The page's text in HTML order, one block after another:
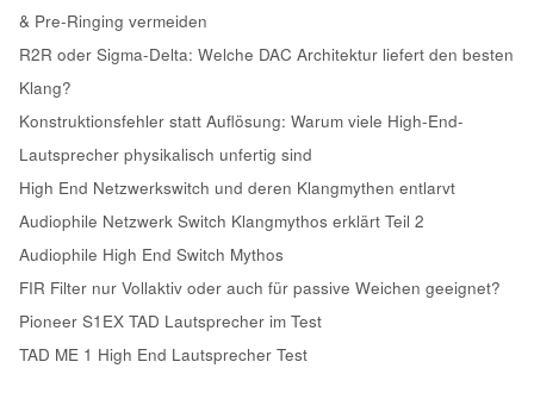
& Pre-Ringing vermeiden
R2R oder Sigma-Delta: Welche DAC Architektur liefert den besten
Klang?
Konstruktionsfehler statt Auflösung: Warum viele High-End-
Lautsprecher physikalisch unfertig sind
High End Netzwerkswitch und deren Klangmythen entlarvt
Audiophile Netzwerk Switch Klangmythos erklärt Teil 2
Audiophile High End Switch Mythos
FIR Filter nur Vollaktiv oder auch für passive Weichen geeignet?
Pioneer S1EX TAD Lautsprecher im Test
TAD ME 1 High End Lautsprecher Test